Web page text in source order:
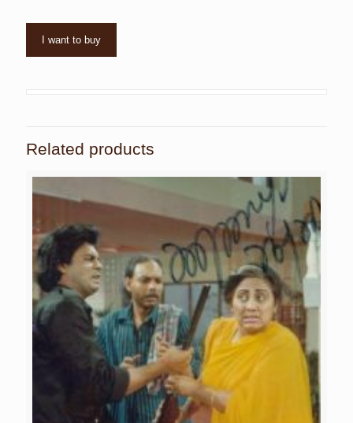
I want to buy
Related products